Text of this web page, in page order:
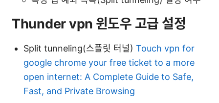
Thunder vpn 윈도우 고급 설정
Split tunneling(스플릿 터널) Touch vpn for
google chrome your free ticket to a more
open internet: A Complete Guide to Safe,
Fast, and Private Browsing